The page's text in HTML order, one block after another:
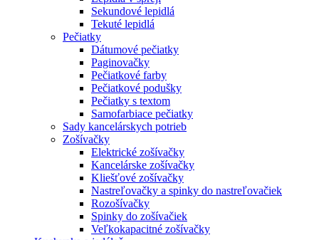
Sekundové lepidlá
Tekuté lepidlá
Pečiatky
Dátumové pečiatky
Paginovačky
Pečiatkové farby
Pečiatkové podušky
Pečiatky s textom
Samofarbiace pečiatky
Sady kancelárskych potrieb
Zošívačky
Elektrické zošívačky
Kancelárske zošívačky
Kliešťové zošívačky
Nastreľovačky a spinky do nastreľovačiek
Rozošívačky
Spinky do zošívačiek
Veľkokapacitné zošívačky